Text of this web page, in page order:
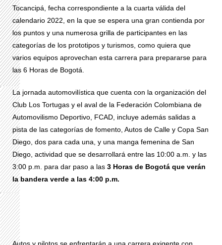
Tocancipá, fecha correspondiente a la cuarta válida del
calendario 2022, en la que se espera una gran contienda por
los puntos y una numerosa grilla de participantes en las
categorías de los prototipos y turismos, como quiera que
varios equipos aprovechan esta carrera para prepararse para
las 6 Horas de Bogotá.
La jornada automovilística que cuenta con la organización del
Club Los Tortugas y el aval de la Federación Colombiana de
Automovilismo Deportivo, FCAD, incluye además salidas a
pista de las categorías de fomento, Autos de Calle y Copa San
Diego, dos para cada una, y una manga femenina de San
Diego, actividad que se desarrollará entre las 10:00 a.m. y las
3:00 p.m. para dar paso a las 3 Horas de Bogotá que verán
la bandera verde a las 4:00 p.m.